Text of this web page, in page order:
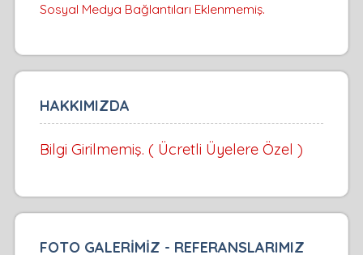
Sosyal Medya Bağlantıları Eklenmemiş.
HAKKIMIZDA
Bilgi Girilmemiş. ( Ücretli Üyelere Özel )
FOTO GALERİMİZ - REFERANSLARIMIZ